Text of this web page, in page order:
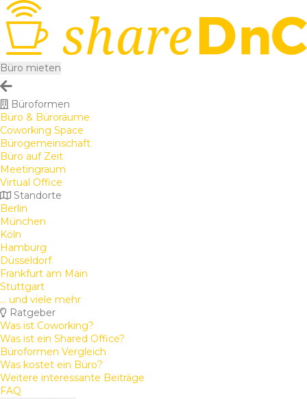
Büro mieten
Büroformen
Büro & Büroräume
Coworking Space
Bürogemeinschaft
Büro auf Zeit
Meetingraum
Virtual Office
Standorte
Berlin
München
Köln
Hamburg
Düsseldorf
Frankfurt am Main
Stuttgart
... und viele mehr
Ratgeber
Was ist Coworking?
Was ist ein Shared Office?
Büroformen Vergleich
Was kostet ein Büro?
Weitere interessante Beiträge
FAQ